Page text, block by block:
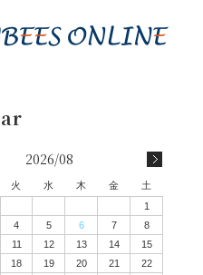
2026/08
火 水 木 金
土
1
4 5 6 7
8
11 12 13 14
15
18 19 20 21
22